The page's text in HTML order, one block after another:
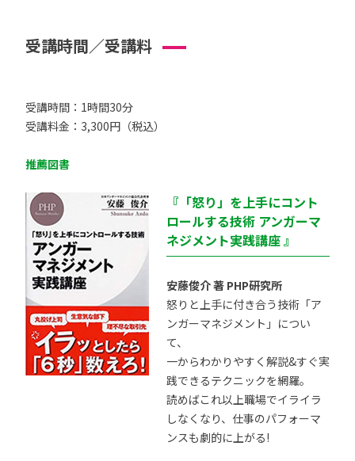
受講時間／受講料
受講時間：1時間30分
受講料金：3,300円（税込）
推薦図書
『「怒り」を上手にコント
ロールする技術 アンガーマ
ネジメント実践講座 』
安藤俊介 著 PHP研究所
怒りと上手に付き合う技術「ア
ンガーマネジメント」につい
て、
一からわかりやすく解説&すぐ実
践できるテクニックを網羅。
読めばこれ以上職場でイライラ
しなくなり、仕事のパフォーマ
ンスも劇的に上がる!